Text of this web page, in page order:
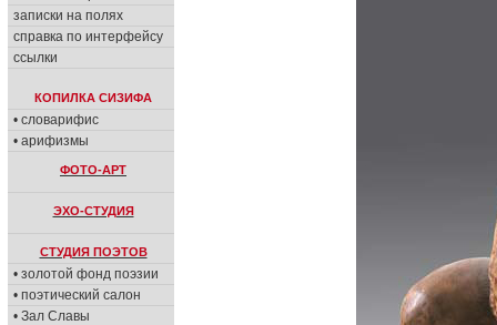
записки на полях
справка по интерфейсу
ссылки
КОПИЛКА СИЗИФА
• словарифис
• арифизмы
ФОТО-АРТ
ЭХО-СТУДИЯ
СТУДИЯ ПОЭТОВ
• золотой фонд поэзии
• поэтический салон
• Зал Славы